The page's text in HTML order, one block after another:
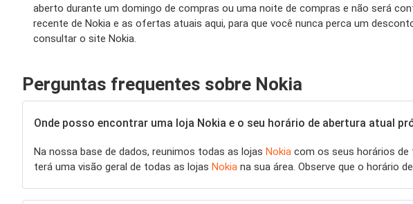
aberto durante um domingo de compras ou uma noite de compras e não será
recente de Nokia e as ofertas atuais aqui, para que você nunca perca um
consultar o site Nokia.
Perguntas frequentes sobre Nokia
Onde posso encontrar uma loja Nokia e o seu horário de abertura atual
Na nossa base de dados, reunimos todas as lojas Nokia com os seus horários de
terá uma visão geral de todas as lojas Nokia na sua área. Observe que o horário